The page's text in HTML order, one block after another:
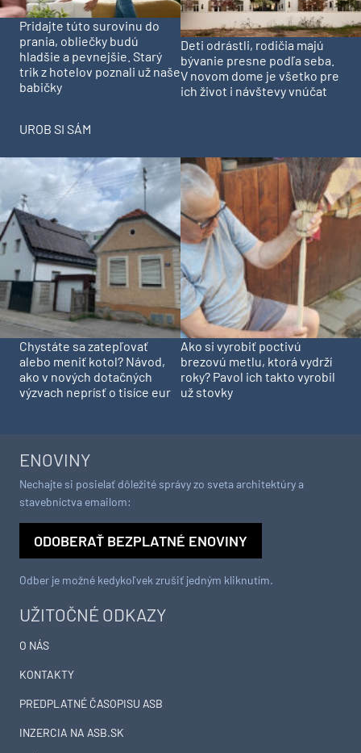
Pridajte túto surovinu do
prania, obliečky budú
hladšie a pevnejšie. Starý
trik z hotelov poznali už naše
babičky
Deti odrástli, rodičia majú
bývanie presne podľa seba.
V novom dome je všetko pre
ich život i návštevy vnúčat
UROB SI SÁM
Chystáte sa zatepľovať
alebo meniť kotol? Návod,
ako v nových dotačných
výzvach neprísť o tisíce eur
Ako si vyrobiť poctivú
brezovú metlu, ktorá vydrží
roky? Pavol ich takto vyrobil
už stovky
UŽITOČNÉ ODKAZY
O NÁS
KONTAKTY
PREDPLATNÉ ČASOPISU ASB
INZERCIA NA ASB.SK
ENOVINY
Nechajte si posielať dôležité správy zo sveta architektúry a
stavebníctva emailom:
ODOBERAŤ BEZPLATNÉ ENOVINY
Odber je možné kedykoľvek zrušiť jedným kliknutím.